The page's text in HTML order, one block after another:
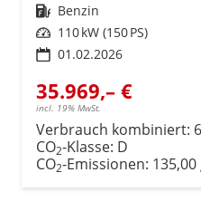
Kraftstoff Benzin
Leistung 110 kW (150 PS)
01.02.2026
35.969,– €
incl. 19% MwSt.
Verbrauch kombiniert:
CO2-Klasse: D
CO2-Emissionen: